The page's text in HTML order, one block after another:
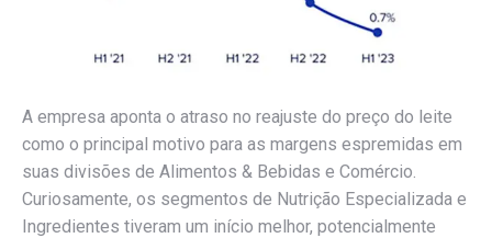
A empresa aponta o atraso no reajuste do preço do leite
como o principal motivo para as margens espremidas em
suas divisões de Alimentos & Bebidas e Comércio.
Curiosamente, os segmentos de Nutrição Especializada e
Ingredientes tiveram um início melhor, potencialmente